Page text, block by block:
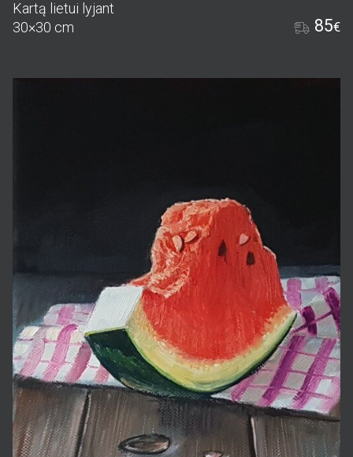
Kartą lietui lyjant
30×30 cm
85€